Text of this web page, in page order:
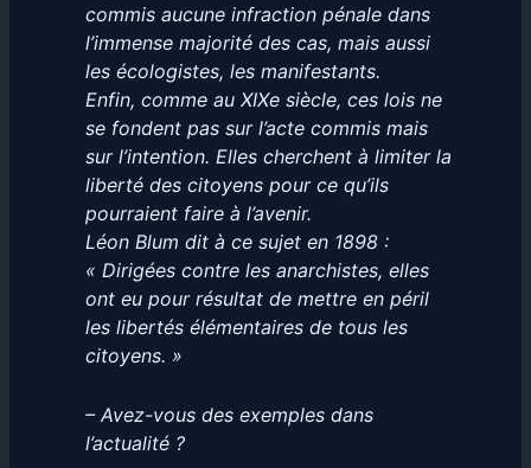
commis aucune infraction pénale dans
l’immense majorité des cas, mais aussi
les écologistes, les manifestants.
Enfin, comme au XIXe siècle, ces lois ne
se fondent pas sur l’acte commis mais
sur l’intention. Elles cherchent à limiter la
liberté des citoyens pour ce qu’ils
pourraient faire à l’avenir.
Léon Blum dit à ce sujet en 1898 :
« Dirigées contre les anarchistes, elles
ont eu pour résultat de mettre en péril
les libertés élémentaires de tous les
citoyens. »
– Avez-vous des exemples dans
l’actualité ?